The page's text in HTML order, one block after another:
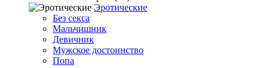
Эротические
Без секса
Мальчишник
Девичник
Мужское достоинство
Попа